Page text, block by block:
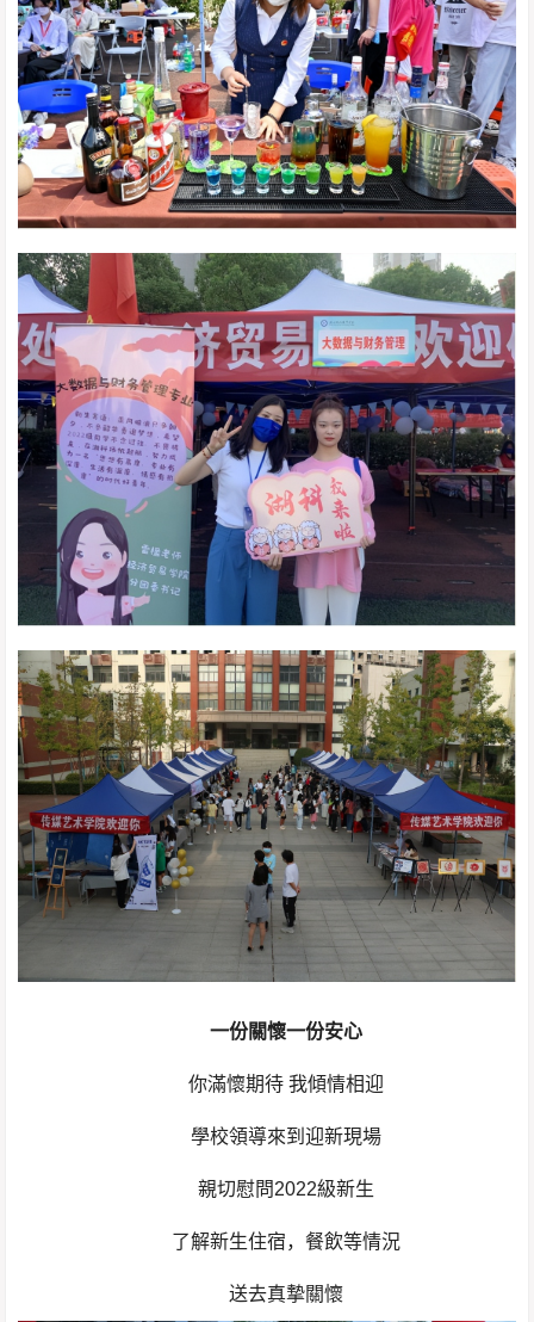
一份關懷一份安心
你滿懷期待 我傾情相迎
學校領導來到迎新現場
親切慰問2022級新生
了解新生住宿，餐飲等情況
送去真摯關懷